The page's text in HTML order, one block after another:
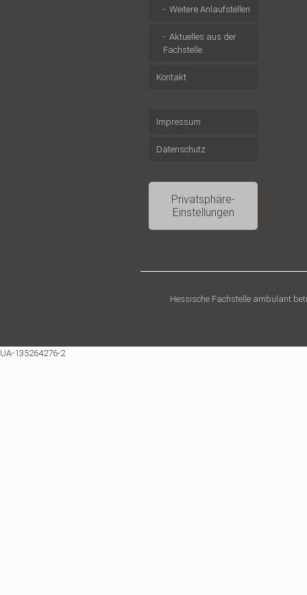
Weitere Anlaufstellen
Aktuelles aus der
Fachstelle
Kontakt
Impressum
Datenschutz
Privatsphäre-
Einstellungen
Hessische Fachstelle ambulant
UA-135264276-2